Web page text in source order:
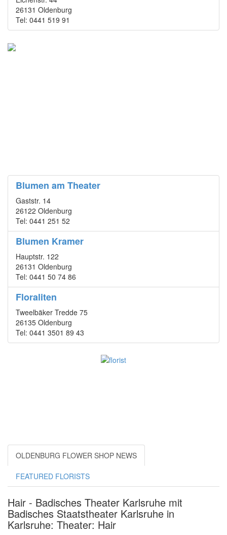
26131 Oldenburg
Tel: 0441 519 91
Blumen am Theater
Gaststr. 14
26122 Oldenburg
Tel: 0441 251 52
Blumen Kramer
Hauptstr. 122
26131 Oldenburg
Tel: 0441 50 74 86
Floraliten
Tweelbäker Tredde 75
26135 Oldenburg
Tel: 0441 3501 89 43
OLDENBURG FLOWER SHOP NEWS
FEATURED FLORISTS
Hair - Badisches Theater Karlsruhe mit
Badisches Staatstheater Karlsruhe in
Karlsruhe: Theater: Hair